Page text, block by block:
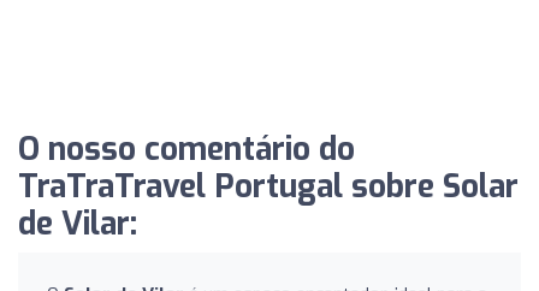
O nosso comentário do
TraTraTravel Portugal sobre Solar
de Vilar: